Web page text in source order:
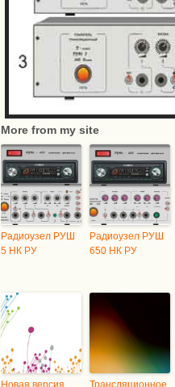
More from my site
Радиоузел РУШ
5 НК РУ
Радиоузел РУШ
650 НК РУ
Новая версия Трансляционное